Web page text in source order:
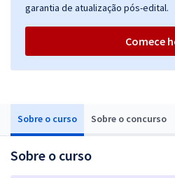
Sobre o curso Sobre o concurso
Sobre o curso
garantia de atualização pós-edital.
Comece